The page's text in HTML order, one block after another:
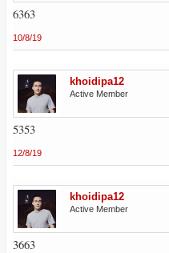
6363
10/8/19
khoidipa12
Active Member
5353
12/8/19
khoidipa12
Active Member
3663